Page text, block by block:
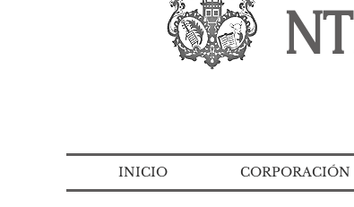
INICIO CORPORACIÓN